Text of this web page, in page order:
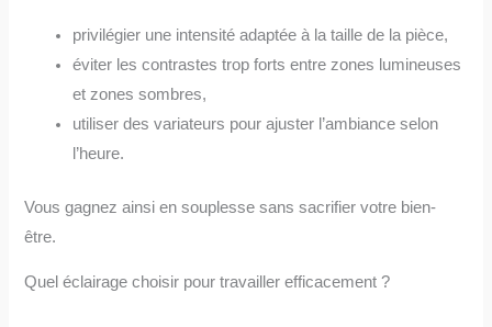
privilégier une intensité adaptée à la taille de la pièce,
éviter les contrastes trop forts entre zones lumineuses
et zones sombres,
utiliser des variateurs pour ajuster l’ambiance selon
l’heure.
Vous gagnez ainsi en souplesse sans sacrifier votre bien-
être.
Quel éclairage choisir pour travailler efficacement ?